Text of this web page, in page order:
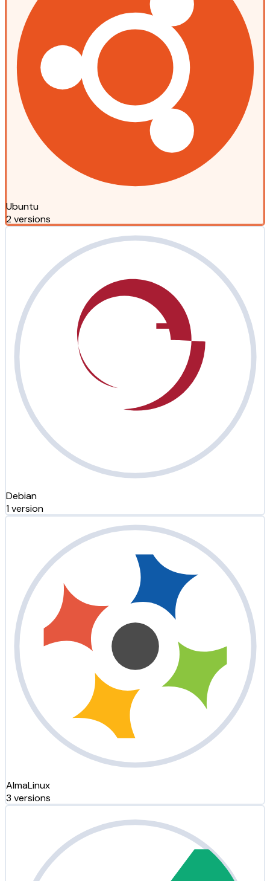
Ubuntu
2 versions
Debian
1 version
AlmaLinux
3 versions